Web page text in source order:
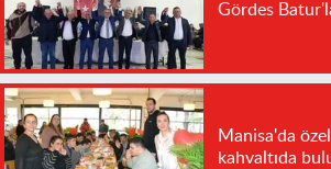
Gördes
Manisa'da
kahvaltıda